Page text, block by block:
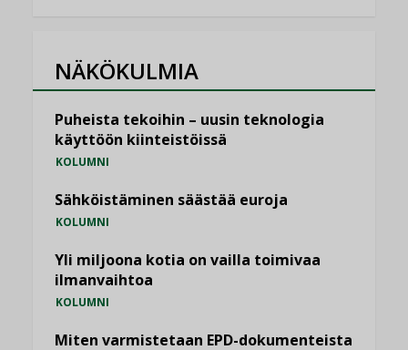
NÄKÖKULMIA
Puheista tekoihin – uusin teknologia
käyttöön kiinteistöissä
KOLUMNI
Sähköistäminen säästää euroja
KOLUMNI
Yli miljoona kotia on vailla toimivaa
ilmanvaihtoa
KOLUMNI
Miten varmistetaan EPD-dokumenteista